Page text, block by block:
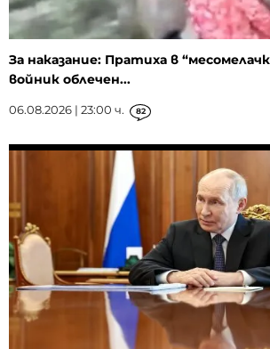
За наказание: Пратиха в
войник облечен...
06.08.2026 | 23:00 ч. 82